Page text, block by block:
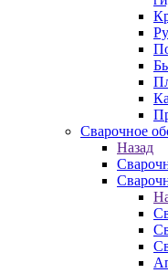
Сварочное
Назад